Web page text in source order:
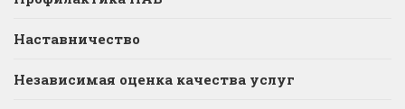
Наставничество
Независимая оценка качества услуг